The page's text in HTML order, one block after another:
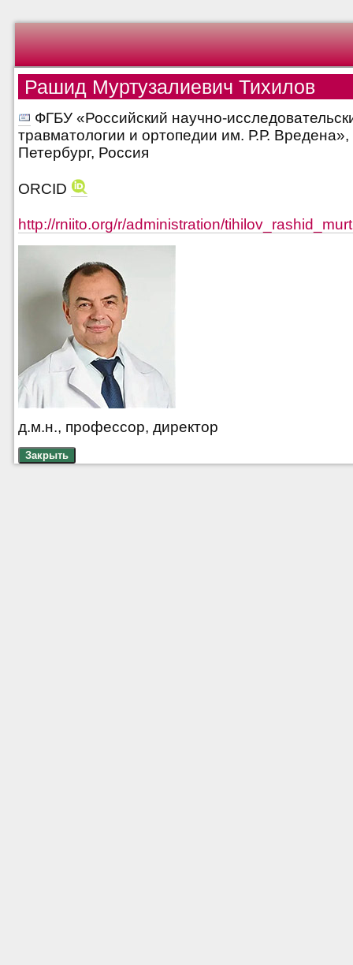
Рашид Муртузалиевич Тихилов
ФГБУ «Российский научно-
травматологии и ортопедии им. Р.Р. Вредена»,
Петербург, Россия
ORCID
http://rniito.org/r/administration/
д.м.н., профессор, директор